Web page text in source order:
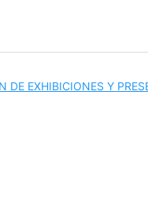
DE EXHIBICIONES Y